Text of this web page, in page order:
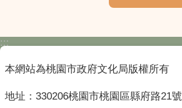
:::
本網站為桃園市政府文化局版權所有
地址：330206桃園市桃園區縣府路21號